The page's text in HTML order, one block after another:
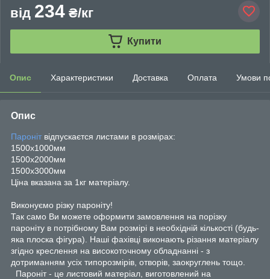
від 234 ₴/кг
Купити
Опис Характеристики Доставка Оплата Умови
Опис
Пароніт відпускаєтся листами в розмірах:
1500х1000мм
1500х2000мм
1500х3000мм
Ціна вказана за 1кг матеріалу.
Виконуємо різку пароніту!
Так само Ви можете оформити замовлення на порізку
пароніту в потрібному Вам розмірі в необхідній кількості (будь-
яка плоска фігура). Наші фахівці виконають різання матеріалу
згідно креслення на високоточному обладнанні - з
дотриманням усіх типорозмірів, отворів, заокруглень тощо.
Пароніт - це листовий матеріал, виготовлений на